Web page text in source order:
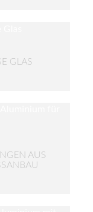
GLAS
AUS A